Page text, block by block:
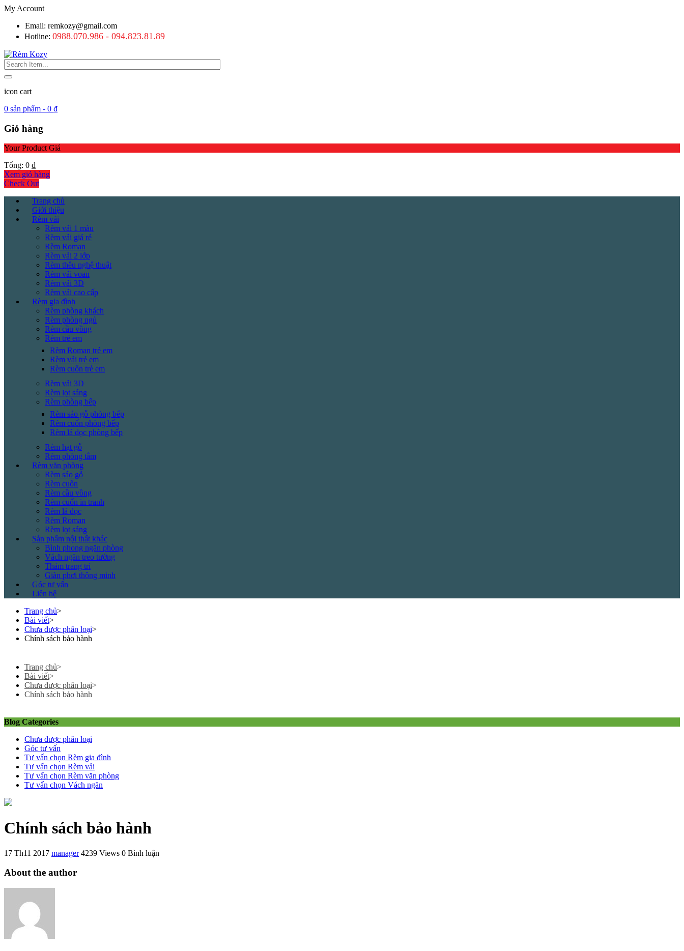
My Account
Email: remkozy@gmail.com
Hotline: 0988.070.986 - 094.823.81.89
icon cart
0 sản phẩm - 0 ₫
Giỏ hàng
Your Product Giá
Tổng: 0 ₫
Xem giỏ hàng
Check Out
Trang chủ
Giới thiệu
Rèm vải
Rèm vải 1 màu
Rèm vải giá rẻ
Rèm Roman
Rèm vải 2 lớp
Rèm thêu nghệ thuật
Rèm vải voan
Rèm vải 3D
Rèm vải cao cấp
Rèm gia đình
Rèm phòng khách
Rèm phòng ngủ
Rèm cầu vồng
Rèm trẻ em
Rèm Roman trẻ em
Rèm vải trẻ em
Rèm cuốn trẻ em
Rèm vải 3D
Rèm lọt sáng
Rèm phòng bếp
Rèm sáo gỗ phòng bếp
Rèm cuốn phòng bếp
Rèm lá dọc phòng bếp
Rèm hạt gỗ
Rèm phòng tắm
Rèm văn phòng
Rèm sáo gỗ
Rèm cuốn
Rèm cầu vồng
Rèm cuốn in tranh
Rèm lá dọc
Rèm Roman
Rèm lọt sáng
Sản phẩm nội thất khác
Bình phong ngăn phòng
Vách ngăn treo tường
Thảm trang trí
Giàn phơi thông minh
Góc tư vấn
Liên hệ
Trang chủ>
Bài viết>
Chưa được phân loại>
Chính sách bảo hành
Trang chủ>
Bài viết>
Chưa được phân loại>
Chính sách bảo hành
Blog Categories
Chưa được phân loại
Góc tư vấn
Tư vấn chọn Rèm gia đình
Tư vấn chọn Rèm vải
Tư vấn chọn Rèm văn phòng
Tư vấn chọn Vách ngăn
Chính sách bảo hành
17 Th11 2017 manager 4239 Views 0 Bình luận
About the author